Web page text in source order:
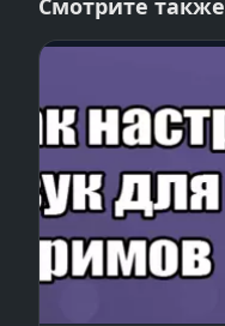
Смотрите также